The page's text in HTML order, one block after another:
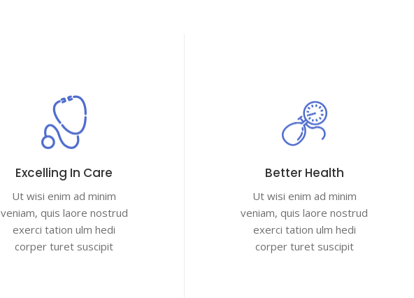
Excelling In Care
Ut wisi enim ad minim
veniam, quis laore nostrud
exerci tation ulm hedi
corper turet suscipit
Better Health
Ut wisi enim ad minim
veniam, quis laore nostrud
exerci tation ulm hedi
corper turet suscipit